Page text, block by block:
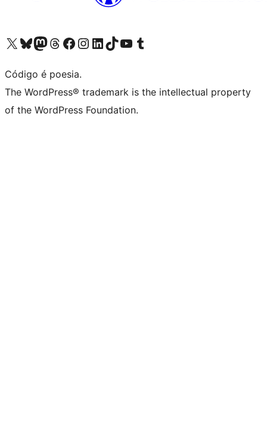
Acessar nossa conta do X (antigo Twitter)
Acessar nossa conta do Bluesky
Acessar nossa conta do Mastodon
Acessar nossa conta do Threads
Acessar nossa página do Facebook
Acessar nossa conta do Instagram
Acessar nossa conta do LinkedIn
Acessar nossa conta do TikTok
Acessar nosso canal do YouTube
Acessar nossa conta no Tumblr
Código é poesia.
The WordPress® trademark is the intellectual property
of the WordPress Foundation.